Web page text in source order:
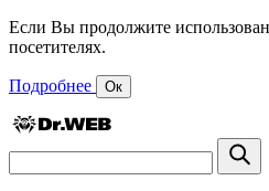
Если Вы продолжите
посетителях.
Подробнее Ок